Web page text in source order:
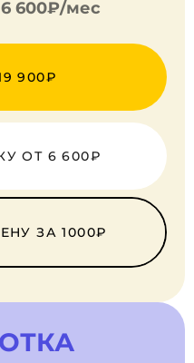
600₽/мес
900₽
ОТ 6 600₽
ЗА 1000₽